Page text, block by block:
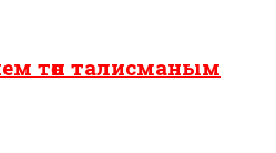
төп талисманым